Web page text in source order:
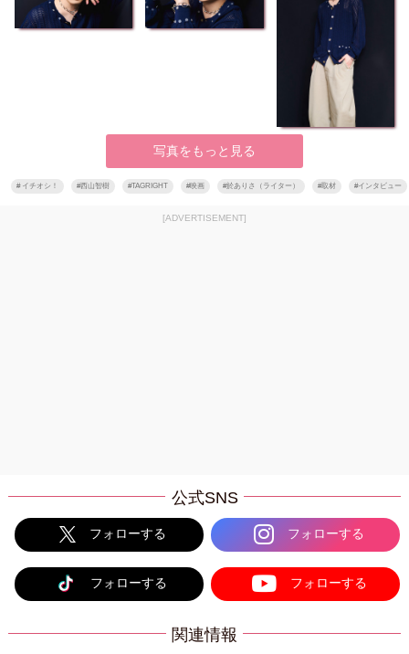
写真をもっと見る
#イチオシ！ #西山智樹 #TAGRIGHT #映画 #於ありさ（ライター） #取材 #インタビュー
[ADVERTISEMENT]
公式SNS
フォローする フォローする
フォローする フォローする
関連情報